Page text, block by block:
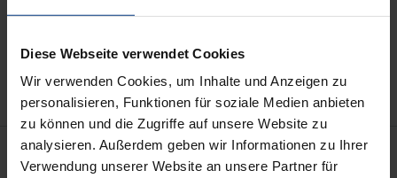
Diese Webseite verwendet Cookies
Wir verwenden Cookies, um Inhalte und Anzeigen zu
personalisieren, Funktionen für soziale Medien anbieten
zu können und die Zugriffe auf unsere Website zu
analysieren. Außerdem geben wir Informationen zu Ihrer
Verwendung unserer Website an unsere Partner für
Hinweise zu Versandkosten
Beschreibung